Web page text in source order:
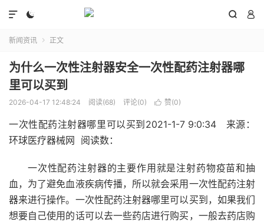
  

新闻资讯  正文
为什么一次性注射器安全一次性配药注射器哪
里可以买到
2026-04-17 12:48:24 阅读(68) 评论(0)  赞(0)
一次性配药注射器哪里可以买到 2021-1-7 9:0:34 来源：
环球医疗器械网 阅读数：
一次性配药注射器的主要作用就是注射药物疫苗和抽
血，为了避免血液疾病传播，所以就会采用一次性配药注射
器来进行操作。一次性配药注射器哪里可以买到，如果我们
想要自己使用的话可以去一些药店进行购买，一般去药店购